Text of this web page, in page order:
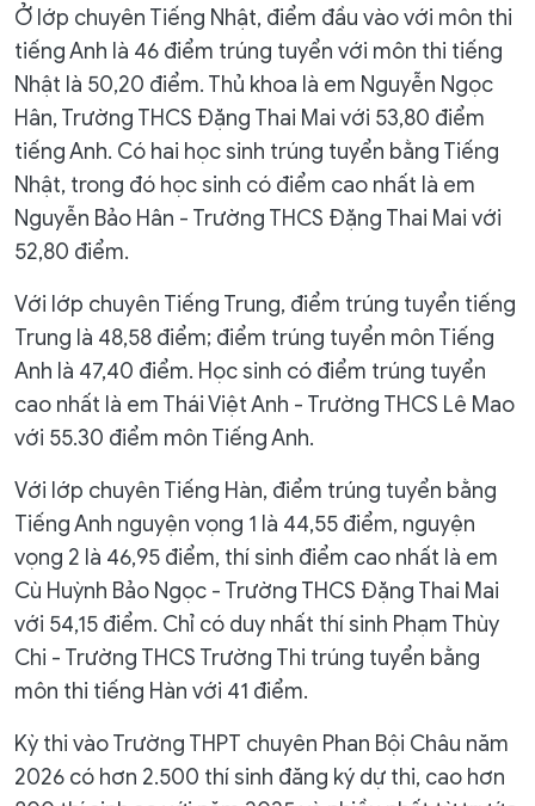
Ở lớp chuyên Tiếng Nhật, điểm đầu vào với môn thi
tiếng Anh là 46 điểm trúng tuyển với môn thi tiếng
Nhật là 50,20 điểm. Thủ khoa là em Nguyễn Ngọc
Hân, Trường THCS Đặng Thai Mai với 53,80 điểm
tiếng Anh. Có hai học sinh trúng tuyển bằng Tiếng
Nhật, trong đó học sinh có điểm cao nhất là em
Nguyễn Bảo Hân - Trường THCS Đặng Thai Mai với
52,80 điểm.
Với lớp chuyên Tiếng Trung, điểm trúng tuyển tiếng
Trung là 48,58 điểm; điểm trúng tuyển môn Tiếng
Anh là 47,40 điểm. Học sinh có điểm trúng tuyển
cao nhất là em Thái Việt Anh - Trường THCS Lê Mao
với 55.30 điểm môn Tiếng Anh.
Với lớp chuyên Tiếng Hàn, điểm trúng tuyển bằng
Tiếng Anh nguyện vọng 1 là 44,55 điểm, nguyện
vọng 2 là 46,95 điểm, thí sinh điểm cao nhất là em
Cù Huỳnh Bảo Ngọc - Trường THCS Đặng Thai Mai
với 54,15 điểm. Chỉ có duy nhất thí sinh Phạm Thùy
Chi - Trường THCS Trường Thi trúng tuyển bằng
môn thi tiếng Hàn với 41 điểm.
Kỳ thi vào Trường THPT chuyên Phan Bội Châu năm
2026 có hơn 2.500 thí sinh đăng ký dự thi, cao hơn